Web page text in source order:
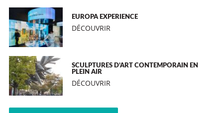
EUROPA EXPERIENCE
DÉCOUVRIR
SCULPTURES D’ART CONTEMPORAIN EN
PLEIN AIR
DÉCOUVRIR